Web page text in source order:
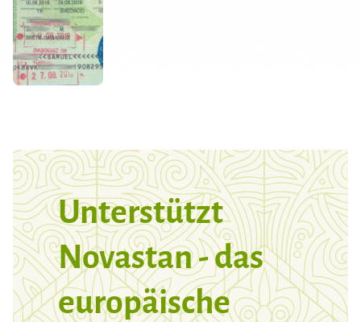
Unterstützt
Novastan - das
europäische